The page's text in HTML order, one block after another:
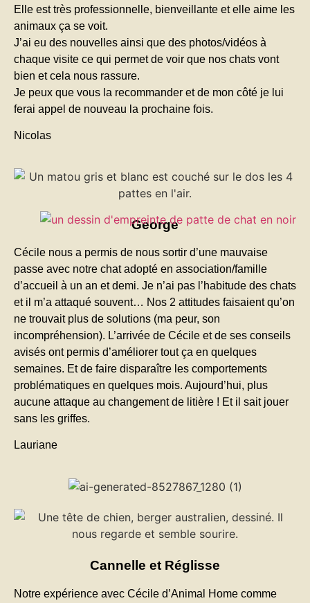
Elle est très professionnelle, bienveillante et elle aime les
animaux ça se voit.
J’ai eu des nouvelles ainsi que des photos/vidéos à
chaque visite ce qui permet de voir que nos chats vont
bien et cela nous rassure.
Je peux que vous la recommander et de mon côté je lui
ferai appel de nouveau la prochaine fois.
Nicolas
George
Cécile nous a permis de nous sortir d’une mauvaise
passe avec notre chat adopté en association/famille
d’accueil à un an et demi. Je n’ai pas l’habitude des chats
et il m’a attaqué souvent… Nos 2 attitudes faisaient qu’on
ne trouvait plus de solutions (ma peur, son
incompréhension). L’arrivée de Cécile et de ses conseils
avisés ont permis d’améliorer tout ça en quelques
semaines. Et de faire disparaître les comportements
problématiques en quelques mois. Aujourd’hui, plus
aucune attaque au changement de litière ! Et il sait jouer
sans les griffes.
Lauriane
Cannelle et Réglisse
Notre expérience avec Cécile d’Animal Home comme